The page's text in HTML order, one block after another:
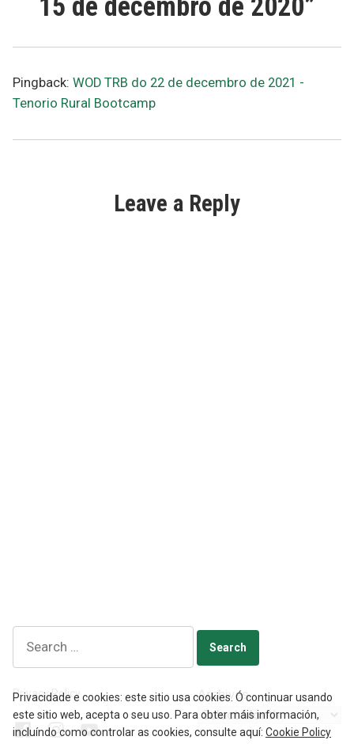
Pingback: WOD TRB do 22 de decembro de 2021 -
Tenorio Rural Bootcamp
Leave a Reply
for:
Archives
Privacy Policy
FacebookInstagramYouTube
Privacidade e cookies: este sitio usa cookies. Ó continuar usando
este sitio web, acepta o seu uso. Para obter máis información,
incluíndo como controlar as cookies, consulte aquí: Cookie Policy